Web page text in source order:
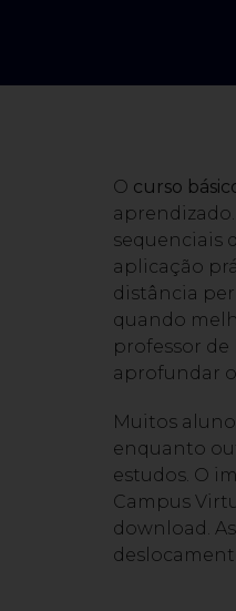
O curso
sequenciais
aplicação
distância
quando
professor
aprofundar
Muitos
enquanto
estudos. O
Campus
download.